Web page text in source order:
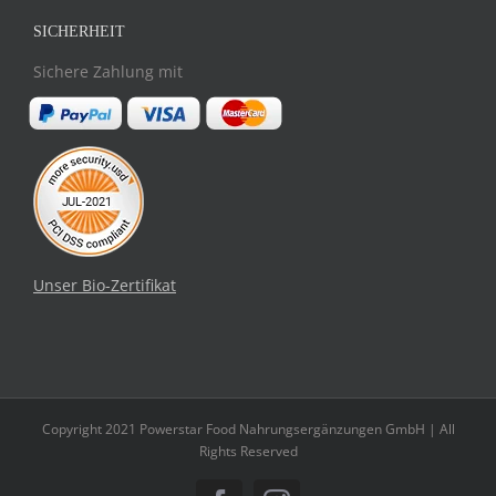
SICHERHEIT
Sichere Zahlung mit
Unser Bio-Zertifikat
Copyright 2021 Powerstar Food Nahrungsergänzungen GmbH | All
Rights Reserved